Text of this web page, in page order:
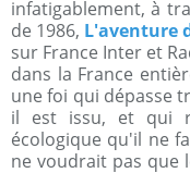
infatigablement, à
de 1986, L'aventure
sur France Inter et
dans la France
une foi qui dépasse
il est issu, et qui
écologique qu'il ne
ne voudrait pas que